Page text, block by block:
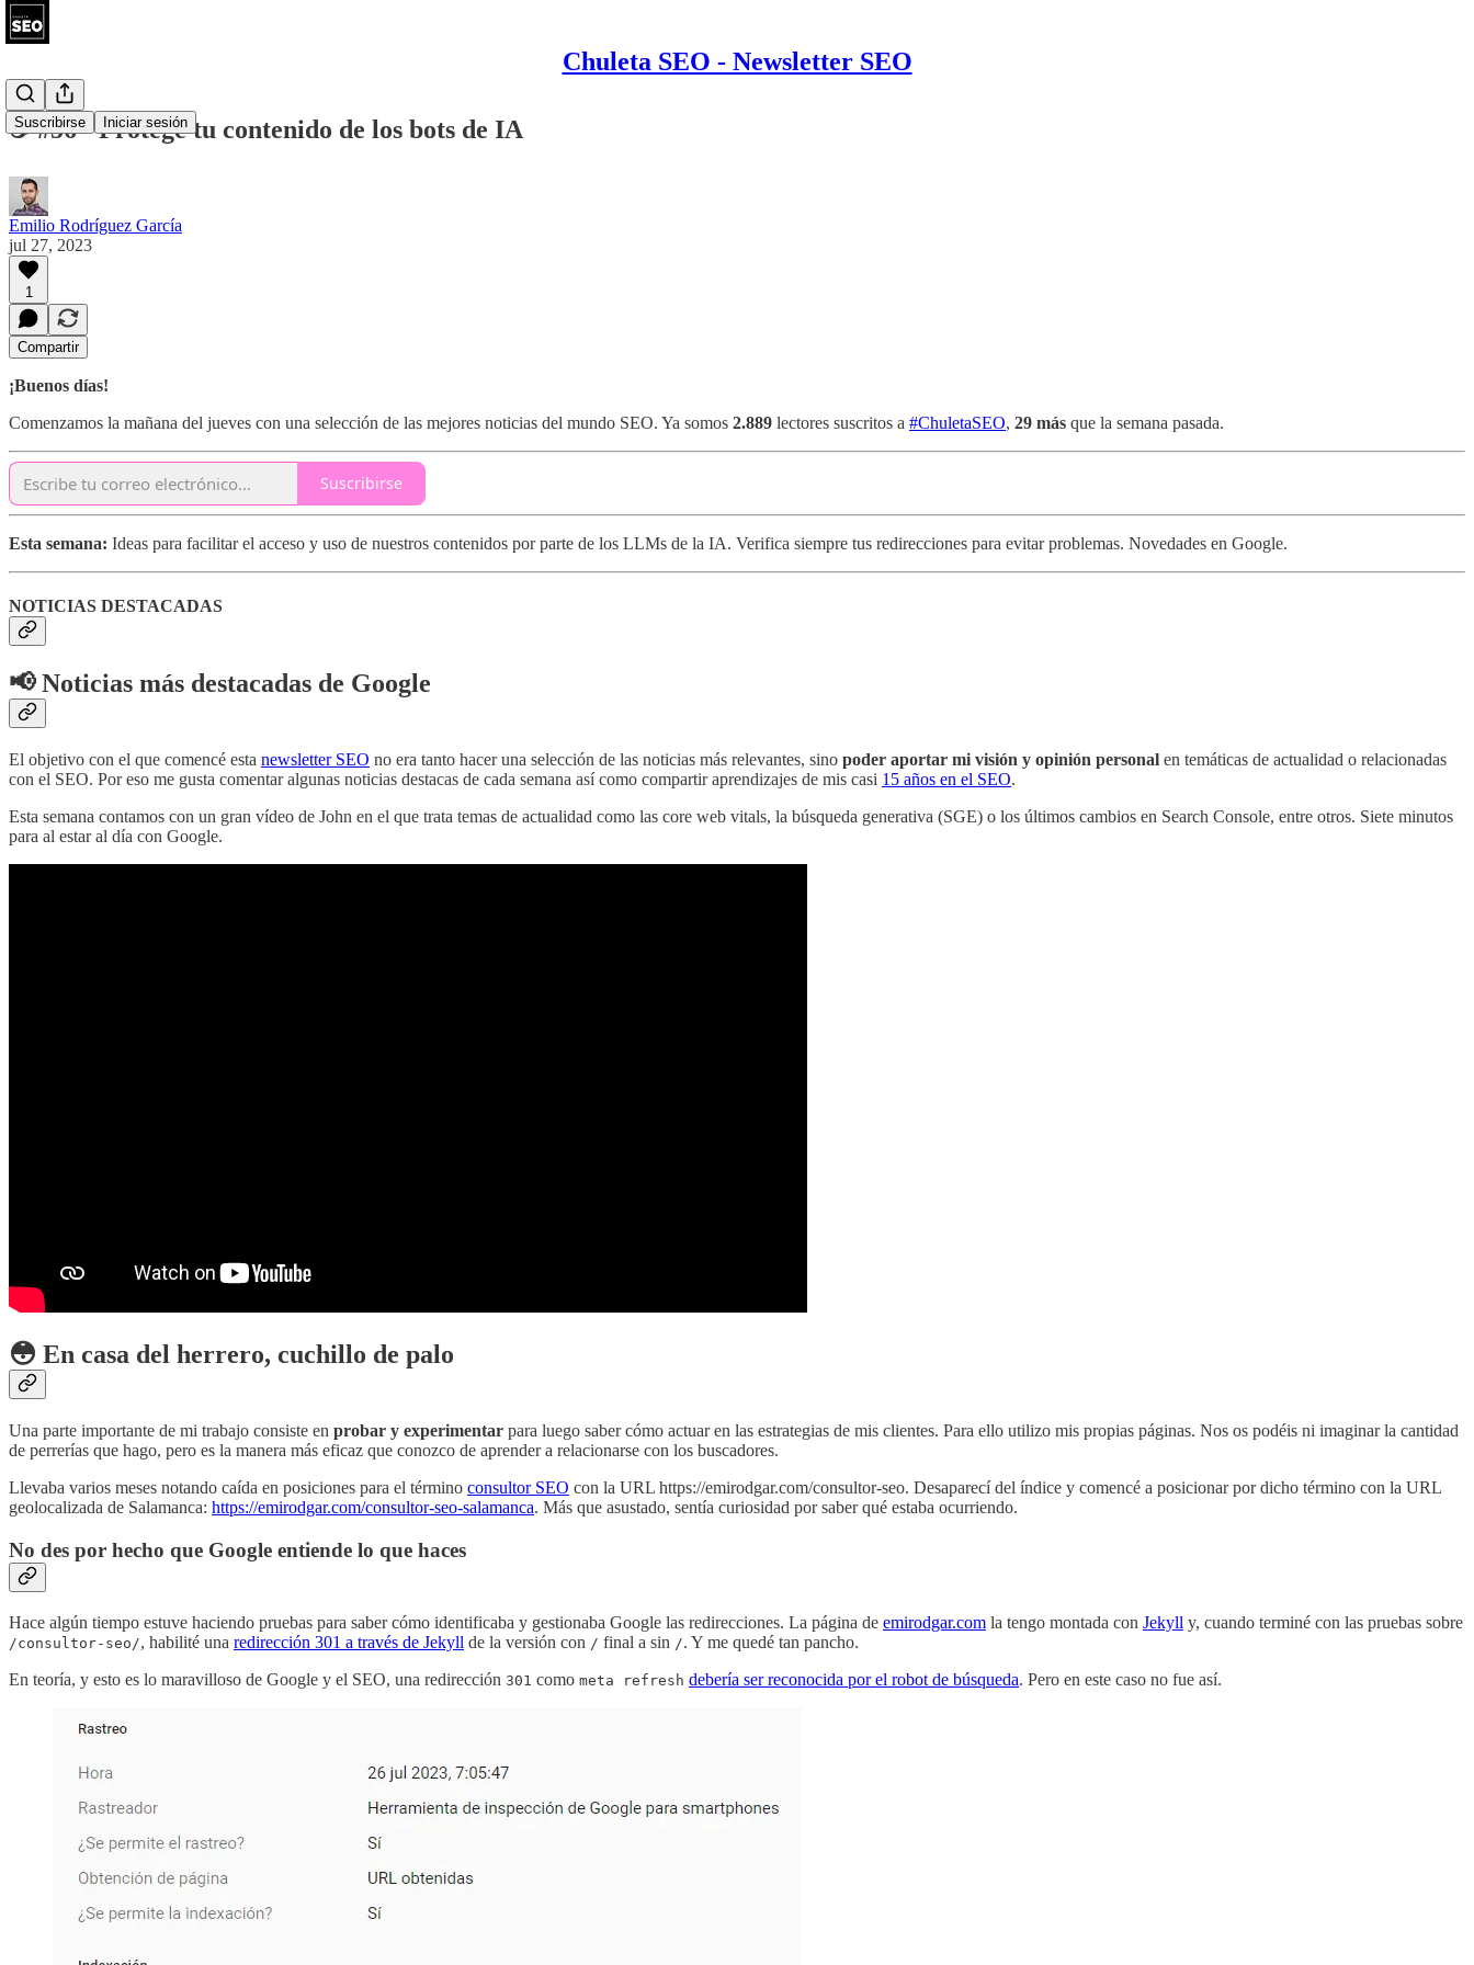
Chuleta SEO - Newsletter SEO
Suscribirse Iniciar sesión
☕ #56 - Protege tu contenido de los bots de IA
Emilio Rodríguez García
jul 27, 2023
1
Compartir
¡Buenos días!
Comenzamos la mañana del jueves con una selección de las mejores noticias del mundo SEO. Ya somos 2.889 lectores suscritos a #ChuletaSEO, 29 más que la semana pasada.
Suscribirse
Esta semana: Ideas para facilitar el acceso y uso de nuestros contenidos por parte de los LLMs de la IA. Verifica siempre tus redirecciones para evitar problemas. Novedades en Google.
NOTICIAS DESTACADAS
📢 Noticias más destacadas de Google
El objetivo con el que comencé esta newsletter SEO no era tanto hacer una selección de las noticias más relevantes, sino poder aportar mi visión y opinión personal en temáticas de actualidad o relacionadas
con el SEO. Por eso me gusta comentar algunas noticias destacas de cada semana así como compartir aprendizajes de mis casi 15 años en el SEO.
Esta semana contamos con un gran vídeo de John en el que trata temas de actualidad como las core web vitals, la búsqueda generativa (SGE) o los últimos cambios en Search Console, entre otros. Siete minutos
para al estar al día con Google.
😳 En casa del herrero, cuchillo de palo
Una parte importante de mi trabajo consiste en probar y experimentar para luego saber cómo actuar en las estrategias de mis clientes. Para ello utilizo mis propias páginas. Nos os podéis ni imaginar la cantidad
de perrerías que hago, pero es la manera más eficaz que conozco de aprender a relacionarse con los buscadores.
Llevaba varios meses notando caída en posiciones para el término consultor SEO con la URL https://emirodgar.com/consultor-seo. Desaparecí del índice y comencé a posicionar por dicho término con la URL
geolocalizada de Salamanca: https://emirodgar.com/consultor-seo-salamanca. Más que asustado, sentía curiosidad por saber qué estaba ocurriendo.
No des por hecho que Google entiende lo que haces
Hace algún tiempo estuve haciendo pruebas para saber cómo identificaba y gestionaba Google las redirecciones. La página de emirodgar.com la tengo montada con Jekyll y, cuando terminé con las pruebas sobre
/consultor-seo/, habilité una redirección 301 a través de Jekyll de la versión con / final a sin /. Y me quedé tan pancho.
En teoría, y esto es lo maravilloso de Google y el SEO, una redirección 301 como meta refresh debería ser reconocida por el robot de búsqueda. Pero en este caso no fue así.